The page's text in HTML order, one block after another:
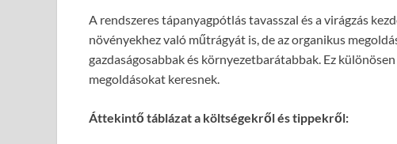
A rendszeres tápanyagpótlás tavasszal és a virágzás
növényekhez való műtrágyát is, de az organikus
gazdaságosabbak és környezetbarátabbak. Ez
megoldásokat keresnek.
Áttekintő táblázat a költségekről és tippekről: